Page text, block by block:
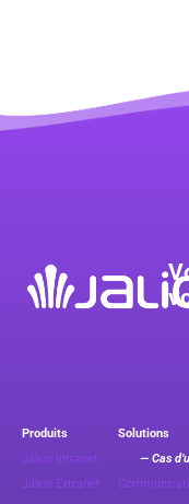
Produits
Jalios Intranet
Jalios Extranet
Solutions
— Cas